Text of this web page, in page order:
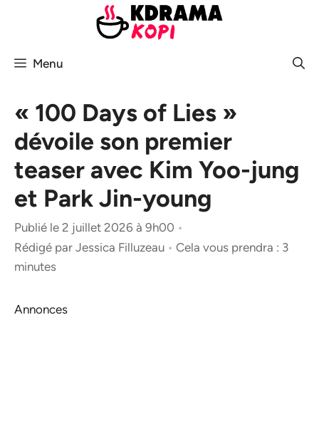
Menu
« 100 Days of Lies »
dévoile son premier
teaser avec Kim Yoo-jung
et Park Jin-young
Publié le 2 juillet 2026 à 9h00 •
Rédigé par Jessica Filluzeau • Cela vous prendra : 3
minutes
Annonces